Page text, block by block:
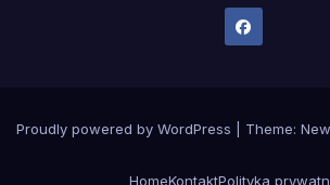
Proudly powered by WordPress Theme:
HomeKontaktPolityka